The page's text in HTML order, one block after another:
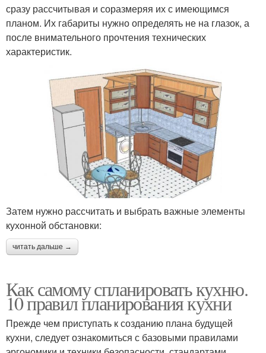
сразу рассчитывая и соразмеряя их с имеющимся
планом. Их габариты нужно определять не на глазок, а
после внимательного прочтения технических
характеристик.
Затем нужно рассчитать и выбрать важные элементы
кухонной обстановки:
читать дальше →
Как самому спланировать кухню.
10 правил планирования кухни
Прежде чем приступать к созданию плана будущей
кухни, следует ознакомиться с базовыми правилами